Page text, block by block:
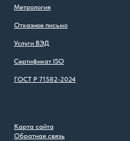
Метрология
Отказное письмо
Услуги ВЭД
Сертификат ISO
ГОСТ Р 71582-2024
Карта сайта
Обратная связь